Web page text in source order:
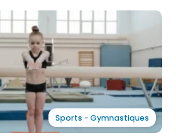
Sports - Gymnastiques